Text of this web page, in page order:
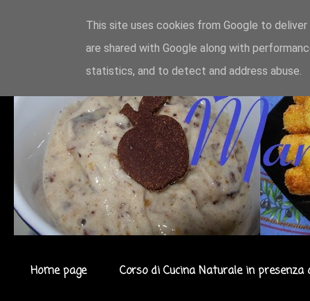
Home page Corso di Cucina Naturale in presenza
This site uses cookies from Google to
are shared with Google along with
statistics, and to detect and address abuse.